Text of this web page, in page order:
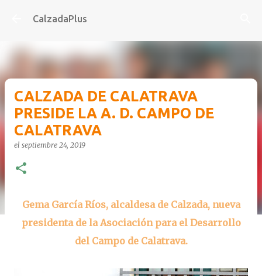
Ir al contenido principal
CalzadaPlus
CALZADA DE CALATRAVA
PRESIDE LA A. D. CAMPO DE
CALATRAVA
el septiembre 24, 2019
Gema García Ríos, alcaldesa de Calzada, nueva
presidenta de la Asociación para el Desarrollo
del Campo de Calatrava.